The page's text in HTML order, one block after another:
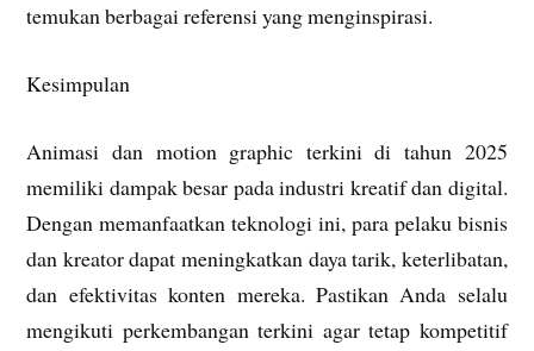
temukan berbagai referensi yang menginspirasi.
Kesimpulan
Animasi dan motion graphic terkini di tahun 2025
memiliki dampak besar pada industri kreatif dan digital.
Dengan memanfaatkan teknologi ini, para pelaku bisnis
dan kreator dapat meningkatkan daya tarik, keterlibatan,
dan efektivitas konten mereka. Pastikan Anda selalu
mengikuti perkembangan terkini agar tetap kompetitif